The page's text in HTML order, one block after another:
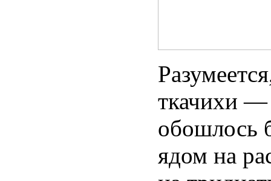
ткачихи —
обошлось
ядом на